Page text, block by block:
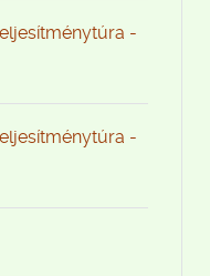
-
-